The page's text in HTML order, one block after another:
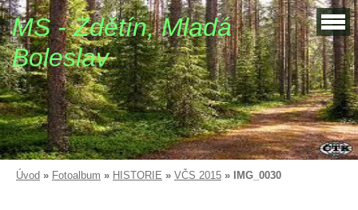
MS - Zdětín, Mladá
Boleslav
Úvod » Fotoalbum » HISTORIE » VČS 2015 » IMG_0030